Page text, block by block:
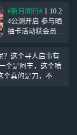
#新月同行# 丨10.2
4公测开启 参与晒
抽卡活动获会员奖
0月23日-11月6日
活动规则与奖励：
①带#新月同行#
【话题】进行发
？这个寻人启事有
个是阿丰，这个喷
个真的是刀，不过
影，代表阿丰为他